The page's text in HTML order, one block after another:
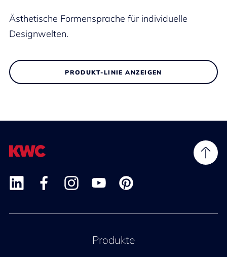
Ästhetische Formensprache für individuelle
Designwelten.
PRODUKT-LINIE ANZEIGEN
Produkte